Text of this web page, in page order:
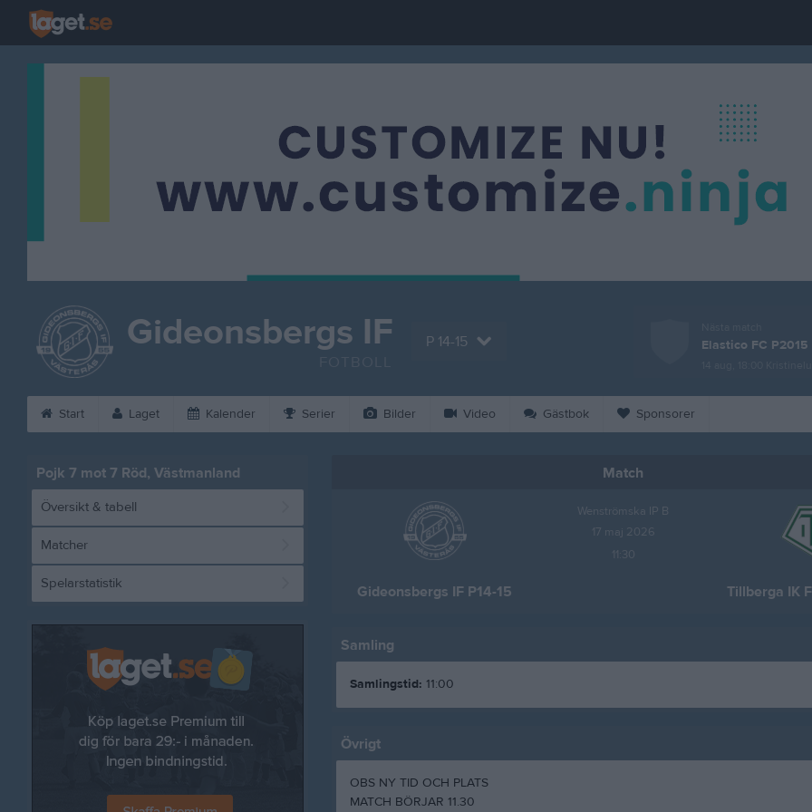
Gideonsbergs IF P 14-15 Elastico FC P2015
Start Laget Kalender Serier Bilder Video Gästbok Sponsorer
Pojk 7 mot 7 Röd, Västmanland
Översikt & tabell
Matcher
Spelarstatistik
Match
Gideonsbergs IF P14-15
Wenströmska IP B
17 maj 2026
11:30
Tillberga IK
Samling
Samlingstid: 11:00
Övrigt
OBS NY TID OCH PLATS
MATCH BÖRJAR 11.30